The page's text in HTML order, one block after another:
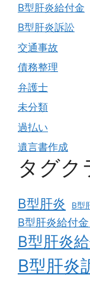
B型肝炎給付金
B型肝炎訴訟
交通事故
債務整理
弁護士
未分類
過払い
遺言書作成
タグク
B型肝炎 B型
B型肝炎給付
B型肝炎
B型肝炎